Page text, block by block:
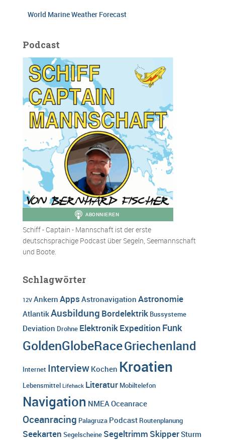
World Marine Weather Forecast
Podcast
Schiff - Captain - Mannschaft ist der erste
deutschsprachige Podcast über Segeln, Seemannschaft
und Boote.
Schlagwörter
12V Ankern Apps Astronavigation Astronomie
AtlantikAusbildung Bordelektrik Bussysteme
Deviation Drohne ElektronikExpedition Funk
GoldenGlobeRaceGriechenland
Internet Interview Kochen Kroatien
Lebensmittel Lifehack Literatur Mobiltelefon
Navigation NMEAOceanrace
Oceanracing Palagruza Podcast Routenplanung
Seekarten Segelscheine Segeltrimm SkipperSturm